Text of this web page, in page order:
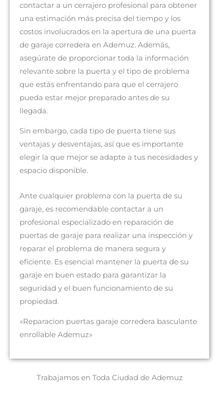
contactar a un cerrajero profesional para obtener
una estimación más precisa del tiempo y los
costos involucrados en la apertura de una puerta
de garaje corredera en Ademuz. Además,
asegúrate de proporcionar toda la información
relevante sobre la puerta y el tipo de problema
que estás enfrentando para que el cerrajero
pueda estar mejor preparado antes de su
llegada.
Sin embargo, cada tipo de puerta tiene sus
ventajas y desventajas, así que es importante
elegir la que mejor se adapte a tus necesidades y
espacio disponible.
Ante cualquier problema con la puerta de su
garaje, es recomendable contactar a un
profesional especializado en reparación de
puertas de garaje para realizar una inspección y
reparar el problema de manera segura y
eficiente. Es esencial mantener la puerta de su
garaje en buen estado para garantizar la
seguridad y el buen funcionamiento de su
propiedad.
«Reparacion puertas garaje corredera basculante
enrollable Ademuz»
Trabajamos en Toda Ciudad de Ademuz